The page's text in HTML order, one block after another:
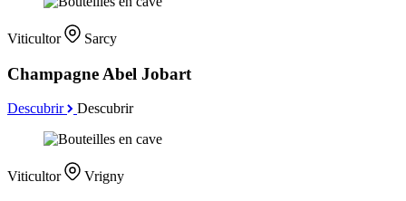
Viticultor Sarcy
Champagne Abel Jobart
Descubrir Descubrir
Viticultor Vrigny